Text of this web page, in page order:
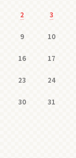
2 3
9 10
16 17
23 24
30 31